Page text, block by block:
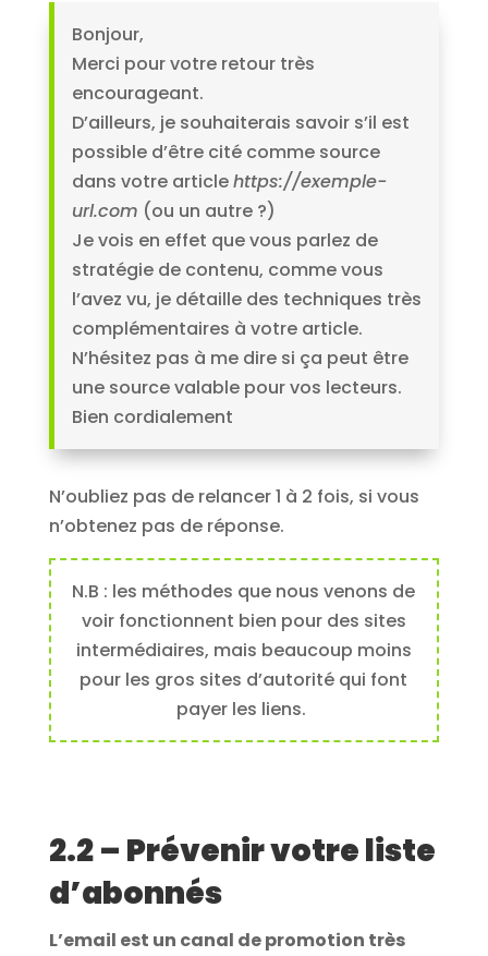
Bonjour,
Merci pour votre retour très
encourageant.
D’ailleurs, je souhaiterais savoir s’il est
possible d’être cité comme source
dans votre articlehttps://exemple-
url.com (ou un autre ?)
Je vois en effet que vous parlez de
stratégie de contenu, comme vous
l’avez vu, je détaille des techniques très
complémentaires à votre article.
N’hésitez pas à me dire si ça peut être
une source valable pour vos lecteurs.
Bien cordialement
N’oubliez pas de relancer 1 à 2 fois, si vous
n’obtenez pas de réponse.
N.B : les méthodes que nous venons de
voir fonctionnent bien pour des sites
intermédiaires, mais beaucoup moins
pour les gros sites d’autorité qui font
payer les liens.
2.2 – Prévenir votre liste
d’abonnés
L’email est un canal de promotion très